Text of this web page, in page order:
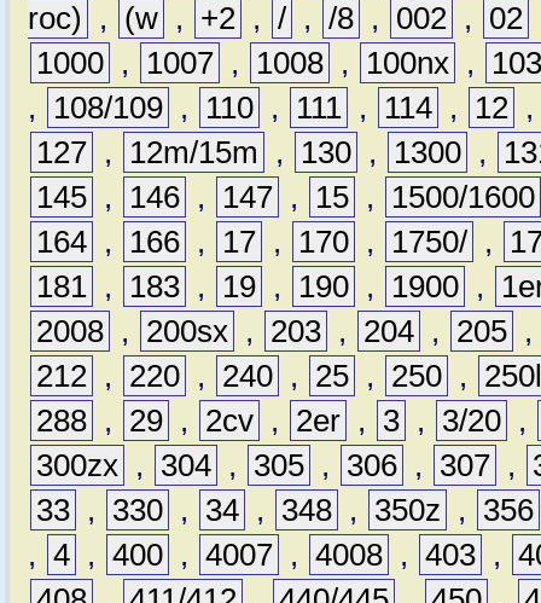
roc)
, (w , +2 , / , /8 , 002 , 02
1000 , 1007 , 1008 , 100nx ,
,
108/109 , 110 , 111 , 114 , 12
127 , 12m/15m , 130 , 1300 ,
145 , 146 , 147 , 15 ,
1500/1600
164 , 166 , 17 , 170 , 1750/ ,
181 , 183 , 19 , 190 , 1900 ,
2008 , 200sx , 203 , 204 , 205 ,
212 , 220 , 240 , 25 , 250 ,
288 , 29 , 2cv , 2er , 3 , 3/20 ,
300zx , 304 , 305 , 306 , 307 ,
33 , 330 , 34 , 348 , 350z ,
356
, 4 , 400 , 4007 , 4008 , 403 ,